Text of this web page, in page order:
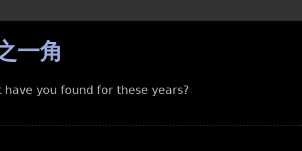
一角
have you found for these years?